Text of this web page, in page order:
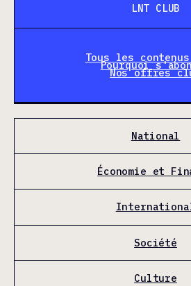
LNT CLUB
Tous les
Pourquoi
Nos offres
National
Économie et
Société
Culture